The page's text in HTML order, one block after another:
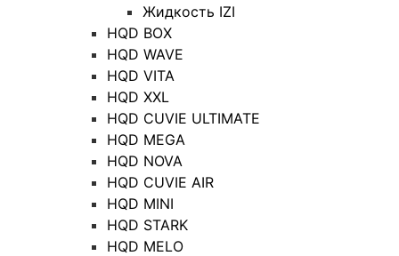
Жидкость IZI
HQD BOX
HQD WAVE
HQD VITA
HQD XXL
HQD CUVIE ULTIMATE
HQD MEGA
HQD NOVA
HQD CUVIE AIR
HQD MINI
HQD STARK
HQD MELO